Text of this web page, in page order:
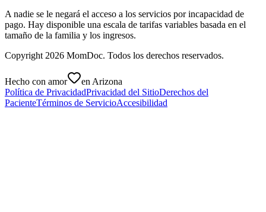
A nadie se le negará el acceso a los servicios por incapacidad de
pago. Hay disponible una escala de tarifas variables basada en el
tamaño de la familia y los ingresos.
Copyright 2026 MomDoc. Todos los derechos reservados.
Hecho con amor
en Arizona
Política de PrivacidadPrivacidad del SitioDerechos del
PacienteTérminos de ServicioAccesibilidad